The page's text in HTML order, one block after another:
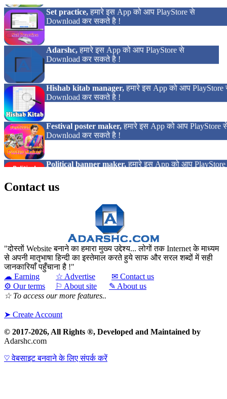
Contact us
दोस्तों Website बनाने का हमारा मुख्य उद्देश्य... लोगों तक Internet के माध्यम
से अपनी मातृभाषा हिन्दी का इस्तेमाल करते हुये साफ और सरल शब्दों में सही
जानकारियाँ पहुँचाना है !
☁ Earning
☆ Advertise
✉ Contact us
⚙ Our terms
⚐ About site
✎ About us
☆ To access our more features..
➤ Create Account
© 2017-2026, All Rights ®, Developed and Maintained by
Adarshc.com
♡ वेबसाइट बनवाने के लिए संपर्क करें